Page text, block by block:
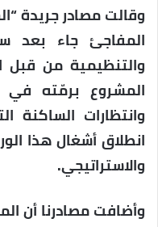
وقالت مصادر جريدة
المفاجئ جاء بعد
والتنظيمية من قبل
المشروع برمّته
وانتظارات الساكنة
انطلاق أشغال هذا
والاستراتيجي.
وأضافت مصادرنا أن